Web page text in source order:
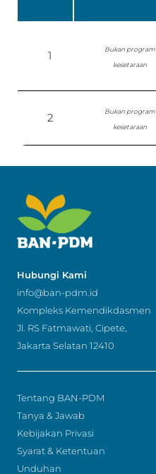
1
Bukan program
kesetaraan
2
Bukan program
kesetaraan
Hubungi Kami
info@ban-pdm.id
Kompleks Kemendikdasmen
Jl. RS Fatmawati, Cipete,
Jakarta Selatan 12410
Tentang BAN-PDM
Tanya & Jawab
Kebijakan Privasi
Syarat & Ketentuan
Unduhan